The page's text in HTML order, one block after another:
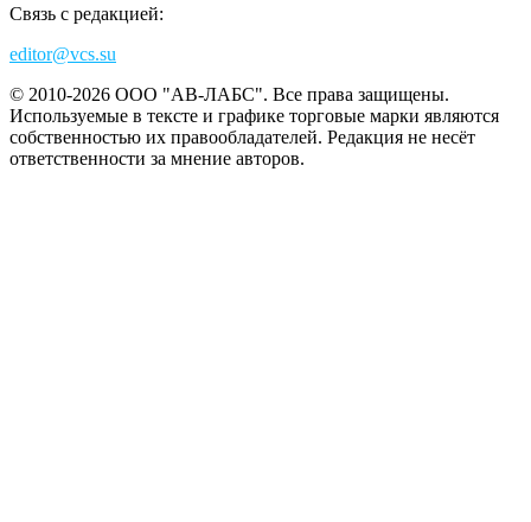
Связь с редакцией:
editor@vcs.su
© 2010-2026 ООО "АВ-ЛАБС". Все права защищены.
Используемые в тексте и графике торговые марки являются
собственностью их правообладателей. Редакция не несёт
ответственности за мнение авторов.